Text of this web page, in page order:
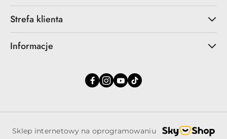
Strefa klienta
Informacje
Sklep internetowy na oprogramowaniu